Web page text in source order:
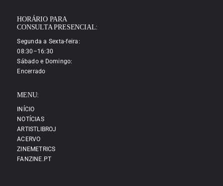
HORÁRIO PARA
CONSULTA PRESENCIAL:
Segunda a Sexta-feira:
08:30–16:30
Sábado e Domingo:
Encerrado
MENU:
INÍCIO
NOTÍCIAS
ARTISTLIBROJ
ACERVO
ZINEMETRICS
FANZINE.PT